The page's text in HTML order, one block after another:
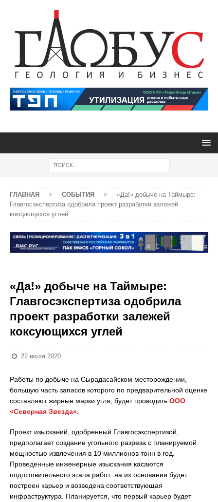
ГЛАВНАЯ > СОБЫТИЯ >
«Да!» добыче на Таймыре:
Главгосэкспертиза одобрила проект разработки залежей
коксующихся углей
«Да!» добыче на Таймыре:
Главгосэкспертиза одобрила
проект разработки залежей
коксующихся углей
22 июля 2020
Работы по добыче на Сырадасайском месторождении,
большую часть запасов которого по предварительной оценке
составляют жирные марки угля, будет проводить ООО
«Северная Звезда».
Проект изысканий, одобренный Главгосэкспертизой,
предполагает создание угольного разреза с планируемой
мощностью извлечения в 10 миллионов тонн в год.
Проведенные инженерные изыскания касаются
подготовительного этапа работ: на их основании будет
построен карьер и возведена соответствующая
инфраструктура. Планируется, что первый карьер будет